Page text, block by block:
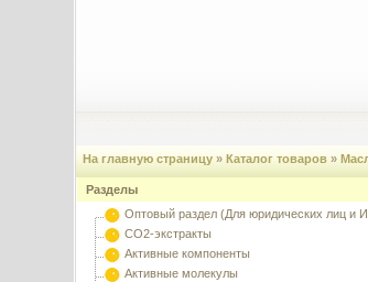
На главную страницу» Каталог товаров»
Разделы
Оптовый раздел (Для юридических лиц и
CO2-экстракты
Активные компоненты
Активные молекулы